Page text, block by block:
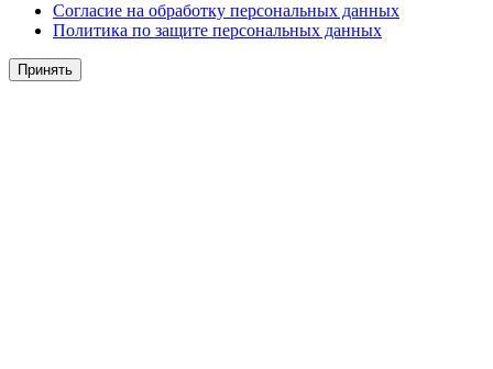
Согласие на обработку персональных данных
Политика по защите персональных данных
Принять